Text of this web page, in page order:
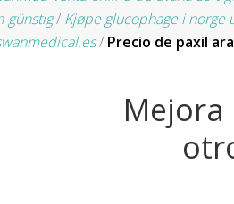
günstig/ Kjøpe glucophage i norge
/ Precio de paxil